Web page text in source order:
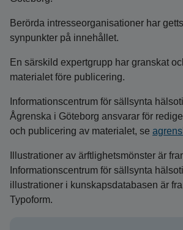
Berörda intresseorganisationer har
synpunkter på innehållet.
En särskild expertgrupp har granskat
materialet före publicering.
Informationscentrum för sällsynta
Ågrenska i Göteborg ansvarar för
och publicering av materialet, se
Illustrationer av ärftlighetsmönster är
Informationscentrum för sällsynta
illustrationer i kunskapsdatabasen är
Typoform.